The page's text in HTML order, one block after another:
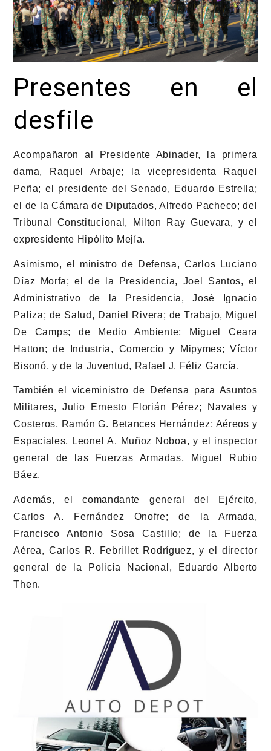
Presentes en el
desfile
Acompañaron al Presidente Abinader, la primera
dama, Raquel Arbaje; la vicepresidenta Raquel
Peña; el presidente del Senado, Eduardo Estrella;
el de la Cámara de Diputados, Alfredo Pacheco; del
Tribunal Constitucional, Milton Ray Guevara, y el
expresidente Hipólito Mejía.
Asimismo, el ministro de Defensa, Carlos Luciano
Díaz Morfa; el de la Presidencia, Joel Santos, el
Administrativo de la Presidencia, José Ignacio
Paliza; de Salud, Daniel Rivera; de Trabajo, Miguel
De Camps; de Medio Ambiente; Miguel Ceara
Hatton; de Industria, Comercio y Mipymes; Víctor
Bisonó, y de la Juventud, Rafael J. Féliz García.
También el viceministro de Defensa para Asuntos
Militares, Julio Ernesto Florián Pérez; Navales y
Costeros, Ramón G. Betances Hernández; Aéreos y
Espaciales, Leonel A. Muñoz Noboa, y el inspector
general de las Fuerzas Armadas, Miguel Rubio
Báez.
Además, el comandante general del Ejército,
Carlos A. Fernández Onofre; de la Armada,
Francisco Antonio Sosa Castillo; de la Fuerza
Aérea, Carlos R. Febrillet Rodríguez, y el director
general de la Policía Nacional, Eduardo Alberto
Then.